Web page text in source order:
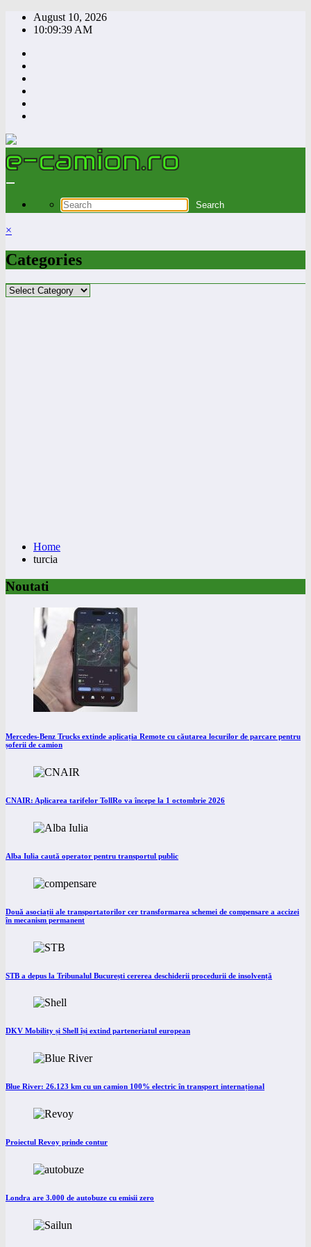
Skip
August 10, 2026
10:09:40 AM
×
Categories
Categories
Home
turcia
Noutati
Mercedes-Benz Trucks extinde aplicația Remote cu căutarea locurilor de parcare pentru
șoferii de camion
CNAIR: Aplicarea tarifelor TollRo va începe la 1 octombrie 2026
Alba Iulia caută operator pentru transportul public
Două asociații ale transportatorilor cer transformarea schemei de compensare a accizei
în mecanism permanent
STB a depus la Tribunalul București cererea deschiderii procedurii de insolvență
DKV Mobility și Shell își extind parteneriatul european
Blue River: 26.123 km cu un camion 100% electric în transport internațional
Proiectul Revoy prinde contur
Londra are 3.000 de autobuze cu emisii zero